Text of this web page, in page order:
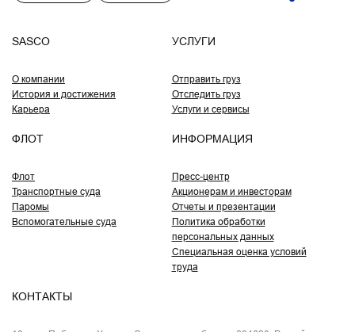
SASCO
О компании
История и достижения
Карьера
УСЛУГИ
Отправить груз
Отследить груз
Услуги и сервисы
ФЛОТ
Флот
Транспортные суда
Паромы
Вспомогательные суда
ИНФОРМАЦИЯ
Пресс-центр
Акционерам и инвесторам
Отчеты и презентации
Политика обработки
персональных данных
Специальная оценка условий
труда
КОНТАКТЫ